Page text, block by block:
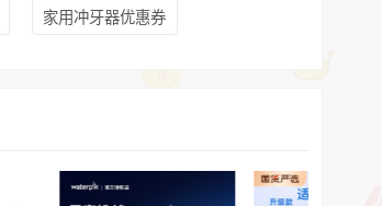
家用冲牙器优惠券